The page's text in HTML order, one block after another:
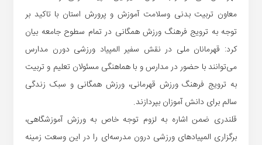
معاون تربیت بدنی وسلامت آموزش و پرورش استان با تاکید بر
توجه به ترویج فرهنگ ورزش همگانی در تمام سطوح جامعه بیان
کرد: قهرمانان ملی در نقش سفیر المپیاد ورزشی دورن مدارس
می‌توانند با حضور در مدارس و با هماهنگی مسئولان تعلیم و تربیت
به ترویج فرهنگ ورزش قهرمانی، ورزش همگانی و سبک زندگی
سالم برای دانش آموزان بپردازند.
قلندری ضمن اشاره به لزوم توجه خاص به ورزش آموزشگاهی،
برگزاری المپیادهای ورزشی درون مدرسه‌ای را در این وسعت زمینه‌